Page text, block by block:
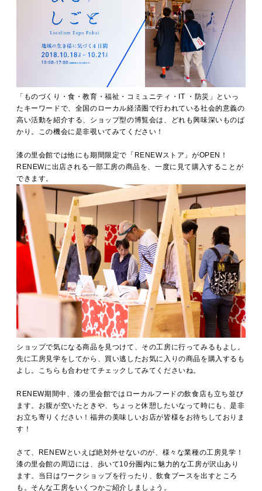
「ものづくり・食・教育・福祉・コミュニティ・IT ・防災」といっ
たキーワードで、全国のローカル経済圏で行われている社会的意義の
高い活動を紹介する、ショップ型の博覧会は、どれも興味深いものば
かり。この機会に是非覗いてみてください！
漆の里会館では他にも期間限定で「RENEWストア」がOPEN！
RENEWに出店される一部工房の商品を、一度に見て購入することが
できます。
ショップで気になる商品を見つけて、その工房に行ってみるもよし。
先に工房見学をしてから、買い逃したお気に入りの商品を購入するも
よし。こちらも合わせてチェックしてみてくださいね。
RENEW期間中、漆の里会館ではローカルフードの飲食店も立ち並び
ます。お腹が空いたときや、ちょっと休憩したいなって時にも、是非
お立ち寄りください！福井の美味しいお店が皆様をお待ちしておりま
す！
さて、RENEWといえば絶対外せないのが、様々な業種の工房見学！
漆の里会館の周辺には、歩いて10分圏内に魅力的な工房が沢山あり
ます。当日はワークショップを行ったり、飲食ブースを出すところ
も。そんな工房をいくつかご紹介しましょう。